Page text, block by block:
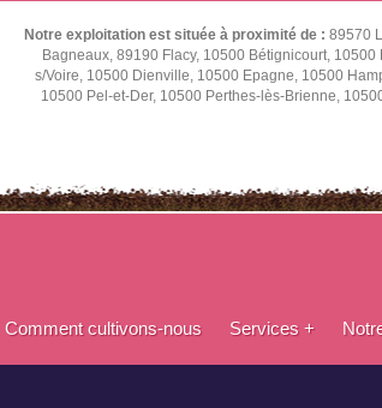
Notre exploitation est située à proximité de : 89570
Bagneaux, 89190 Flacy, 10500 Bétignicourt,
s/Voire, 10500 Dienville, 10500 Epagne, 10500
10500 Pel-et-Der, 10500 Perthes-lès-Brienne,
Comment cultivons-nous Services +